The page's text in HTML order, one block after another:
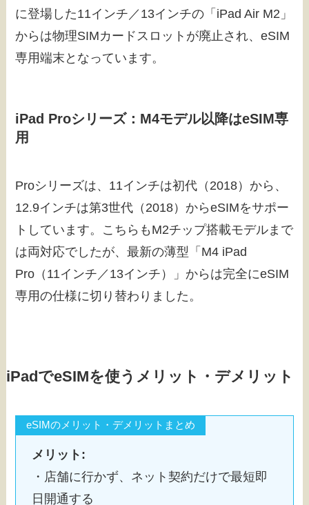
に登場した11インチ／13インチの「iPad Air M2」
からは物理SIMカードスロットが廃止され、eSIM
専用端末となっています。
iPad Proシリーズ：M4モデル以降はeSIM専
用
Proシリーズは、11インチは初代（2018）から、
12.9インチは第3世代（2018）からeSIMをサポー
トしています。こちらもM2チップ搭載モデルまで
は両対応でしたが、最新の薄型「M4 iPad
Pro（11インチ／13インチ）」からは完全にeSIM
専用の仕様に切り替わりました。
iPadでeSIMを使うメリット・デメリット
eSIMのメリット・デメリットまとめ
メリット:
・店舗に行かず、ネット契約だけで最短即
日開通する